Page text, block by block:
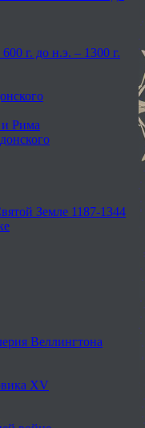
г. до н.э. – 1300 г.
Рима
Земле 1187-1344
Веллингтона
XV